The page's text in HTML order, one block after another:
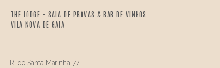
THE LODGE - SALA DE PROVAS & BAR DE VINHOS
VILA NOVA DE GAIA
R. de Santa Marinha 77